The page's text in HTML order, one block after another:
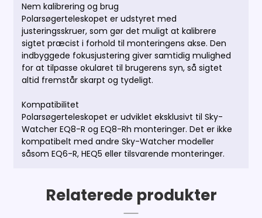
Nem kalibrering og brug
Polarsøgerteleskopet er udstyret med
justeringsskruer, som gør det muligt at kalibrere
sigtet præcist i forhold til monteringens akse. Den
indbyggede fokusjustering giver samtidig mulighed
for at tilpasse okularet til brugerens syn, så sigtet
altid fremstår skarpt og tydeligt.
Kompatibilitet
Polarsøgerteleskopet er udviklet eksklusivt til Sky-
Watcher EQ8-R og EQ8-Rh monteringer. Det er ikke
kompatibelt med andre Sky-Watcher modeller
såsom EQ6-R, HEQ5 eller tilsvarende monteringer.
Relaterede produkter